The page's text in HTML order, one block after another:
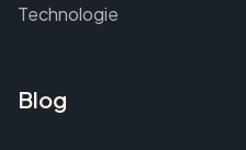
Technologie
Blog